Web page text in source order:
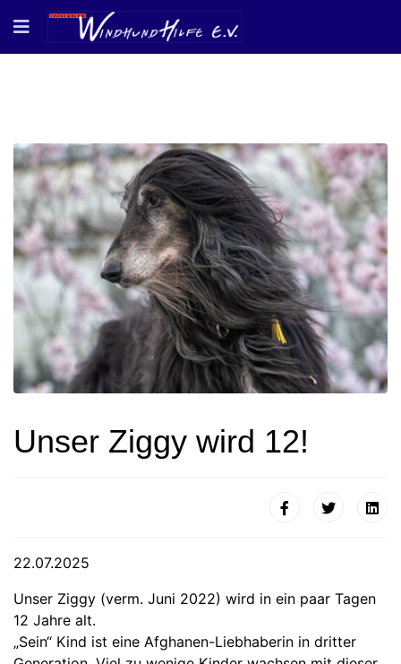
Unser Ziggy wird 12!
22.07.2025
Unser Ziggy (verm. Juni 2022) wird in ein paar Tagen
12 Jahre alt.
„Sein“ Kind ist eine Afghanen-Liebhaberin in dritter